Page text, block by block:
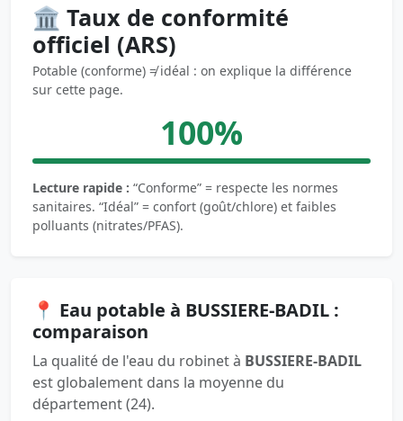
🏛️ Taux de conformité
officiel (ARS)
Potable (conforme) ≠ idéal : on explique la différence
sur cette page.
100%
Lecture rapide : “Conforme” = respecte les normes
sanitaires. “Idéal” = confort (goût/chlore) et faibles
polluants (nitrates/PFAS).
📍 Eau potable à BUSSIERE-BADIL :
comparaison
La qualité de l'eau du robinet à BUSSIERE-BADIL
est globalement dans la moyenne du
département (24).